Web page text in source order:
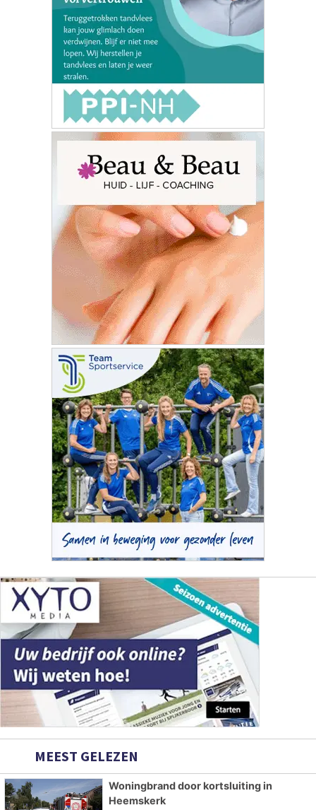
MEEST GELEZEN
Woningbrand door kortsluiting in
Heemskerk